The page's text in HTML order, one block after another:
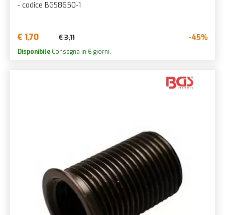
- codice BGS8650-1
€ 1,70 € 3,11 -45%
Disponibile Consegna in 6 giorni.